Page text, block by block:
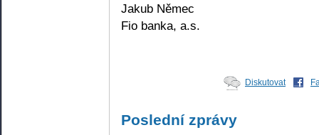
Jakub Němec
Fio banka, a.s.
Diskutovat
Poslední zprávy